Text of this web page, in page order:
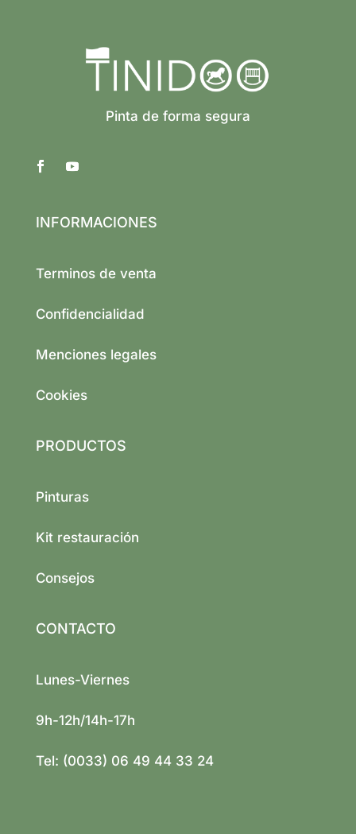
Pinta de forma segura
INFORMACIONES
Terminos de venta
Confidencialidad
Menciones legales
Cookies
PRODUCTOS
Pinturas
Kit restauración
Consejos
CONTACTO
Lunes-Viernes
9h-12h/14h-17h
Tel: (0033) 06 49 44 33 24